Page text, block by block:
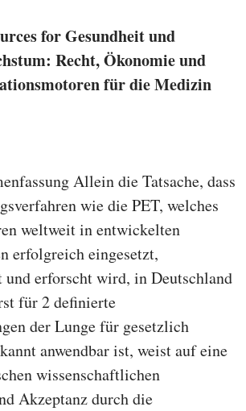
for Gesundheit und
Recht, Ökonomie und
für die Medizin
Allein die Tatsache, dass
wie die PET, welches
weltweit in entwickelten
erfolgreich eingesetzt,
erforscht wird, in Deutschland
für 2 definierte
der Lunge für gesetzlich
anwendbar ist, weist auf eine
wissenschaftlichen
Akzeptanz durch die